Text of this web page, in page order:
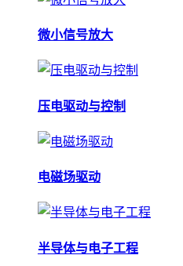
微小信号放大
压电驱动与控制
电磁场驱动
半导体与电子工程